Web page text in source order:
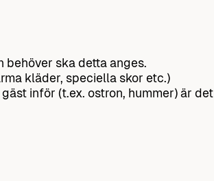
behöver ska detta anges.
kläder, speciella skor etc.)
inför (t.ex. ostron, hummer) är det